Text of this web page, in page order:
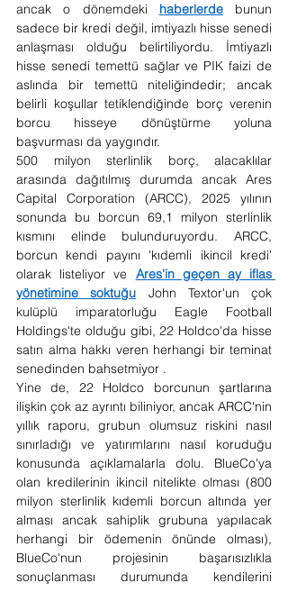
ancak o dönemdeki haberlerde bunun
sadece bir kredi değil, imtiyazlı hisse senedi
anlaşması olduğu belirtiliyordu. İmtiyazlı
hisse senedi temettü sağlar ve PIK faizi de
aslında bir temettü niteliğindedir; ancak
belirli koşullar tetiklendiğinde borç verenin
borcu hisseye dönüştürme yoluna
başvurması da yaygındır.
500 milyon sterlinlik borç, alacaklılar
arasında dağıtılmış durumda ancak Ares
Capital Corporation (ARCC), 2025 yılının
sonunda bu borcun 69,1 milyon sterlinlik
kısmını elinde bulunduruyordu. ARCC,
borcun kendi payını 'kıdemli ikincil kredi'
olarak listeliyor ve Ares'in geçen ay iflas
yönetimine soktuğu John Textor'un çok
kulüplü imparatorluğu Eagle Football
Holdings'te olduğu gibi, 22 Holdco'da hisse
satın alma hakkı veren herhangi bir teminat
senedinden bahsetmiyor .
Yine de, 22 Holdco borcunun şartlarına
ilişkin çok az ayrıntı biliniyor, ancak ARCC'nin
yıllık raporu, grubun olumsuz riskini nasıl
sınırladığı ve yatırımlarını nasıl koruduğu
konusunda açıklamalarla dolu. BlueCo'ya
olan kredilerinin ikincil nitelikte olması (800
milyon sterlinlik kıdemli borcun altında yer
alması ancak sahiplik grubuna yapılacak
herhangi bir ödemenin önünde olması),
BlueCo'nun projesinin başarısızlıkla
sonuçlanması durumunda kendilerini